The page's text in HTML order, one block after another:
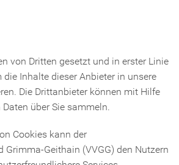
von Dritten gesetzt und in erster Linie
die Inhalte dieser Anbieter in unsere
Die Drittanbieter können mit Hilfe
über Sie sammeln.
Cookies kann der
Grimma-Geithain (VVGG) den Nutzern